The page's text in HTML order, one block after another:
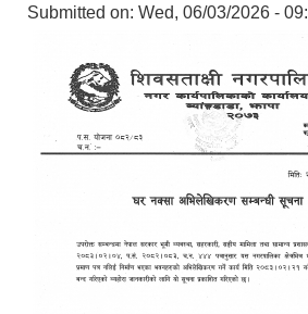
Submitted on: Wed, 06/03/2026 -